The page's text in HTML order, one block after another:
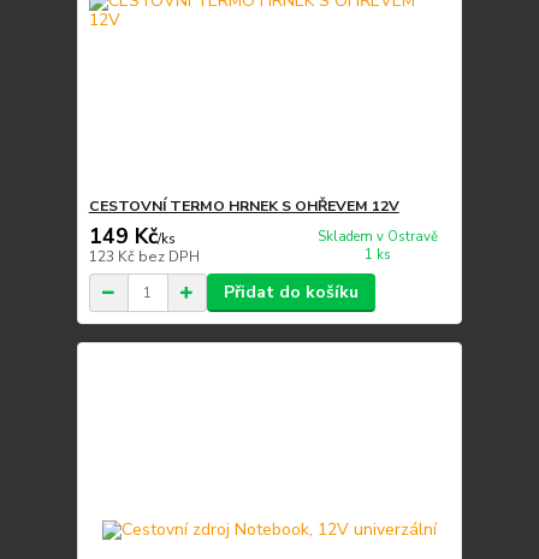
CESTOVNÍ TERMO HRNEK S OHŘEVEM 12V
149 Kč/ks
123 Kč bez DPH
Skladem v Ostravě
1 ks
Přidat do košíku